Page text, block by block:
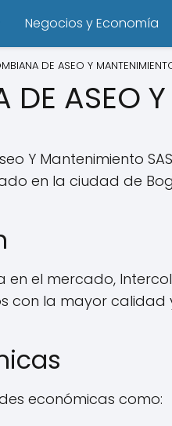
Negocios y Economía
DE ASEO Y
DE ASEO
Y Mantenimiento
en la ciudad de
en el mercado,
con la mayor calidad
económicas como: